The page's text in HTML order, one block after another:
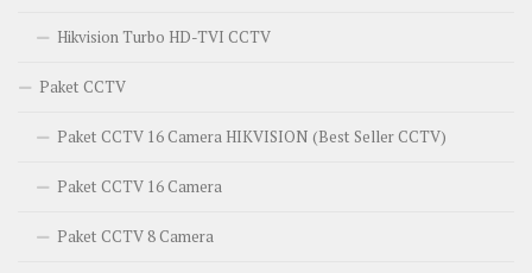
Hikvision Turbo HD-TVI CCTV
Paket CCTV
Paket CCTV 16 Camera HIKVISION (Best Seller CCTV)
Paket CCTV 16 Camera
Paket CCTV 8 Camera